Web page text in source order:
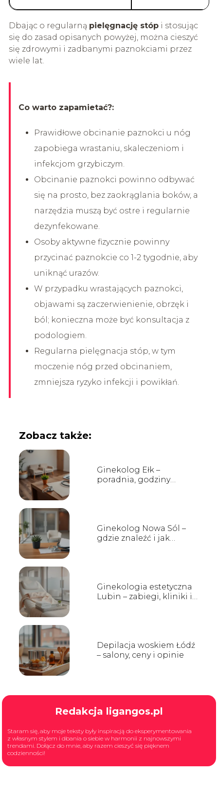
Dbając o regularną pielęgnację stópi stosując
się do zasad opisanych powyżej, można cieszyć
się zdrowymi i zadbanymi paznokciami przez
wiele lat.
Co warto zapamietać?:
Prawidłowe obcinanie paznokci u nóg
zapobiega wrastaniu, skaleczeniom i
infekcjom grzybiczym.
Obcinanie paznokci powinno odbywać
się na prosto, bez zaokrąglania boków, a
narzędzia muszą być ostre i regularnie
dezynfekowane.
Osoby aktywne fizycznie powinny
przycinać paznokcie co 1-2 tygodnie, aby
uniknąć urazów.
W przypadku wrastających paznokci,
objawami są zaczerwienienie, obrzęk i
ból; konieczna może być konsultacja z
podologiem.
Regularna pielęgnacja stóp, w tym
moczenie nóg przed obcinaniem,
zmniejsza ryzyko infekcji i powikłań.
Zobacz także:
Ginekolog Ełk –
poradnia, godziny
Ginekolog Nowa Sól –
gdzie znaleźć i jak
Ginekologia estetyczna
Lubin – zabiegi, kliniki i
Depilacja woskiem Łódź
– salony, ceny i opinie
Redakcja ligangos.pl
Staram się, aby moje teksty były inspiracją do eksperymentowania
z własnym stylem i dbania o siebie w harmonii z najnowszymi
trendami. Dołącz do mnie, aby razem cieszyć się pięknem
codzienności!